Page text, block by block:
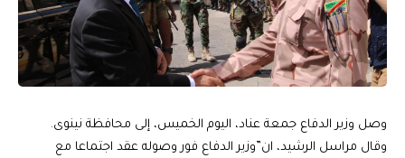
وصل وزير الدفاع جمعة عناد، اليوم الخميس، إلى محافظة نينوى.
وقال مراسل الرشيد، ان”وزير الدفاع فور وصوله عقد اجتماعا مع